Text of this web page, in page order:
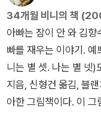
점점 눈여겨보게 되었
척 흥미로울 듯 싶다.
함과 특유의 익살맞는
고 싶다. 아이도 기다
하게 된 나 역시 ^^진
르 글, 최윤정 옮김 /
됐는데? 제니퍼 달랭
34개월 비니의 책
아빠는 잠이 안 와 김
빠를 재우는 이야기. 예
니는 별 셋. 나는 별 넷)
지음, 신형건 옮김, 블
아한 그림책이다. 이 그